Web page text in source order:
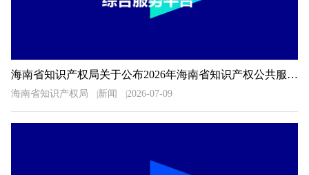
海南省知识产权局关于公布2026年海南省知识产权公共服务信息检索分析技能大赛获奖名单的通知
海南省知识产权局 新闻 2026-07-09